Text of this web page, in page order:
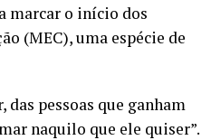
marcar o início dos
(MEC), uma espécie de
pessoas que ganham
naquilo que ele quiser”.